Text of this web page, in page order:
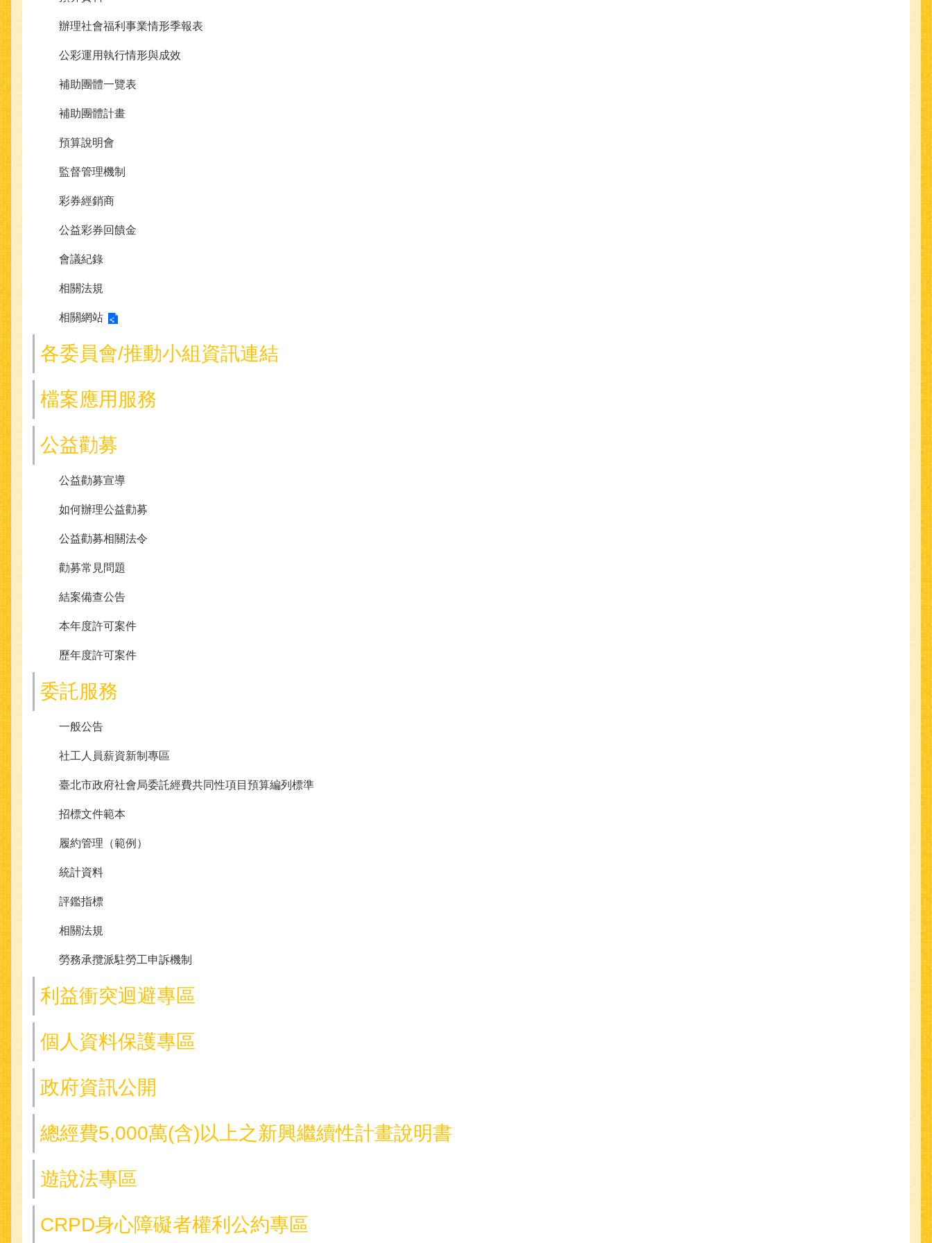
辦理社會福利事業情形季報表
公彩運用執行情形與成效
補助團體一覽表
補助團體計畫
預算說明會
監督管理機制
彩券經銷商
公益彩券回饋金
會議紀錄
相關法規
相關網站
各委員會/推動小組資訊連結
檔案應用服務
公益勸募
公益勸募宣導
如何辦理公益勸募
公益勸募相關法令
勸募常見問題
結案備查公告
本年度許可案件
歷年度許可案件
委託服務
一般公告
社工人員薪資新制專區
臺北市政府社會局委託經費共同性項目預算編列標準
招標文件範本
履約管理（範例）
統計資料
評鑑指標
相關法規
勞務承攬派駐勞工申訴機制
利益衝突迴避專區
個人資料保護專區
政府資訊公開
總經費5,000萬(含)以上之新興繼續性計畫說明書
遊說法專區
CRPD身心障礙者權利公約專區